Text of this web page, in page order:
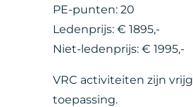
PE-punten: 20
Ledenprijs: € 1895,-
Niet-ledenprijs: € 1995,-
VRC activiteiten zijn
toepassing.